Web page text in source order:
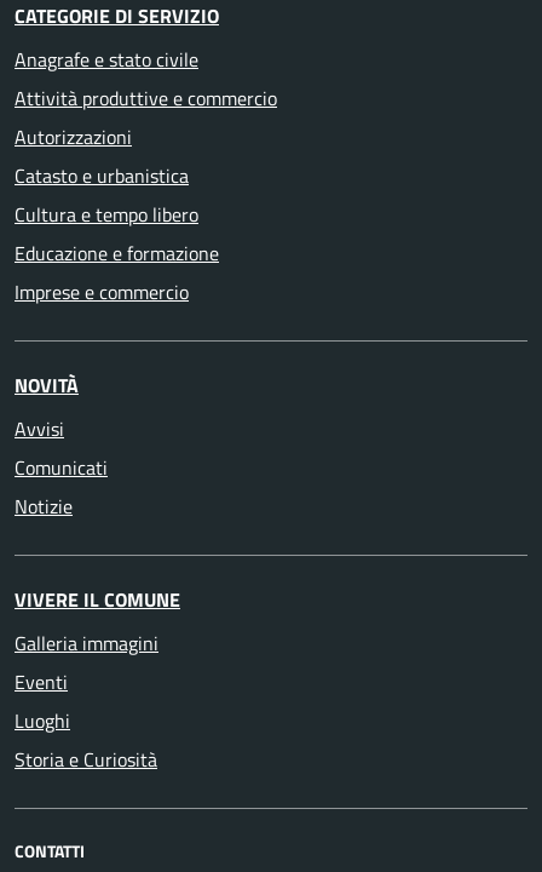
CATEGORIE DI SERVIZIO
Anagrafe e stato civile
Attività produttive e commercio
Autorizzazioni
Catasto e urbanistica
Cultura e tempo libero
Educazione e formazione
Imprese e commercio
NOVITÀ
Avvisi
Comunicati
Notizie
VIVERE IL COMUNE
Galleria immagini
Eventi
Luoghi
Storia e Curiosità
CONTATTI